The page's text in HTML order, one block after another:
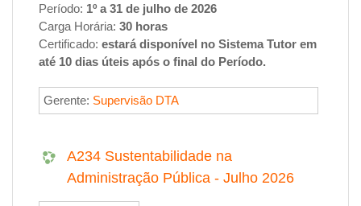
Período: 1º a 31 de julho de 2026
Carga Horária: 30 horas
Certificado: estará disponível no Sistema Tutor em
até 10 dias úteis após o final do Período.
Gerente: Supervisão DTA
A234 Sustentabilidade na
Administração Pública - Julho 2026